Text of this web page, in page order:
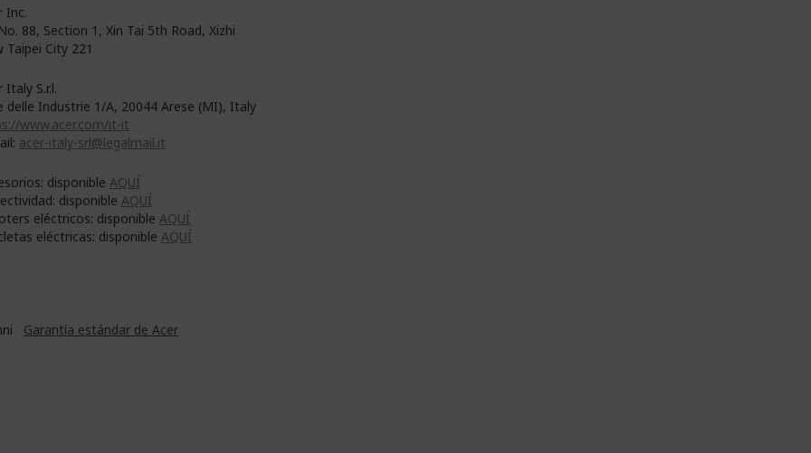
Inc.
88, Section 1, Xin Tai 5th Road, Xizhi
Taipei City 221
Italy S.r.l.
delle Industrie 1/A, 20044 Arese (MI), Italy
www.acer.com/it-it
acer-italy-srl@legalmail.it
disponible AQUÍ
disponible AQUÍ
eléctricos: disponible AQUÍ
eléctricas: disponible AQUÍ
Garantía estándar de Acer